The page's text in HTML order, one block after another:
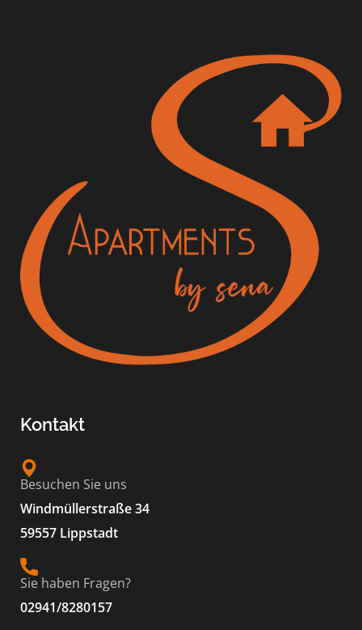
Kontakt
Besuchen Sie uns
Windmüllerstraße 34
59557 Lippstadt
Sie haben Fragen?
02941/8280157